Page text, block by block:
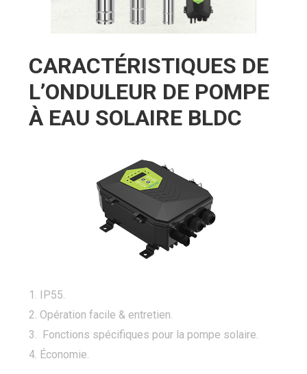
CARACTÉRISTIQUES DE
L’ONDULEUR DE POMPE
À EAU SOLAIRE BLDC
1. IP55.
2. Opération facile & entretien.
3. Fonctions spécifiques pour la pompe solaire.
4. Économie.